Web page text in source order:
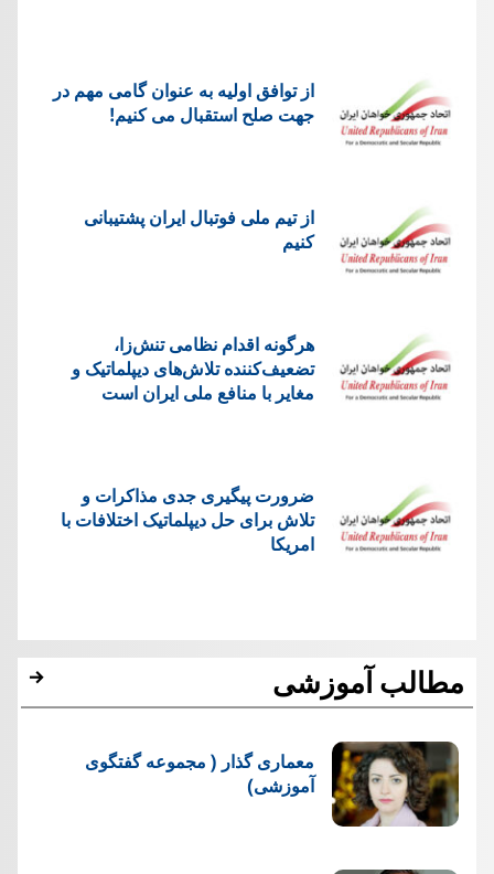
از توافق اولیه به عنوان گامی مهم در
جهت صلح استقبال می کنیم!
از تیم ملی فوتبال ایران پشتیبانی
کنیم
هرگونه اقدام نظامی تنش‌زا،
تضعیف‌کننده تلاش‌های دیپلماتیک و
مغایر با منافع ملی ایران است
ضرورت پیگیری جدی مذاکرات و
تلاش برای حل دیپلماتیک اختلافات با
امریکا
مطالب آموزشی
معماری گذار ( مجموعه گفتگوی
آموزشی)